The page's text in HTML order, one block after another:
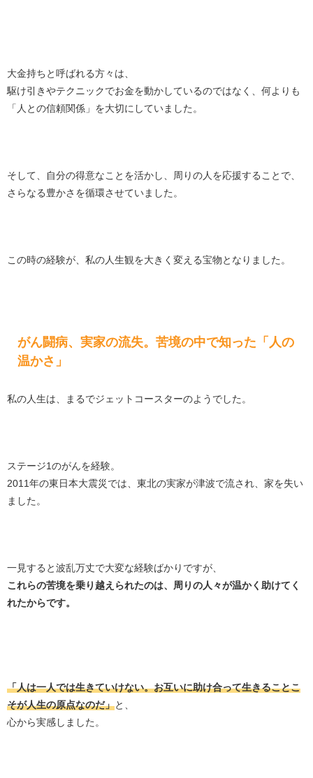
大金持ちと呼ばれる方々は、
駆け引きやテクニックでお金を動かしているのではなく、何よりも
「人との信頼関係」を大切にしていました。
そして、自分の得意なことを活かし、周りの人を応援することで、
さらなる豊かさを循環させていました。
この時の経験が、私の人生観を大きく変える宝物となりました。
がん闘病、実家の流失。苦境の中で知った「人の
温かさ」
私の人生は、まるでジェットコースターのようでした。
ステージ1のがんを経験。
2011年の東日本大震災では、東北の実家が津波で流され、家を失い
ました。
一見すると波乱万丈で大変な経験ばかりですが、
これらの苦境を乗り越えられたのは、周りの人々が温かく助けてく
れたからです。
「人は一人では生きていけない。お互いに助け合って生きることこ
そが人生の原点なのだ」と、
心から実感しました。